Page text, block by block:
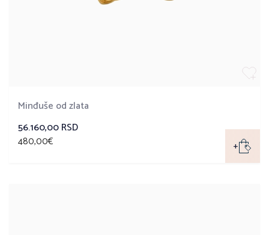
Minđuše od zlata
56.160,00 RSD
480,00€ +